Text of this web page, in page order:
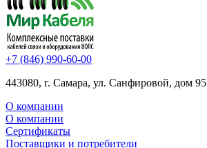
+7 (846) 990-60-00
443080, г. Самара, ул. Санфировой, дом 95
О компании
О компании
Сертификаты
Поставщики и потребители